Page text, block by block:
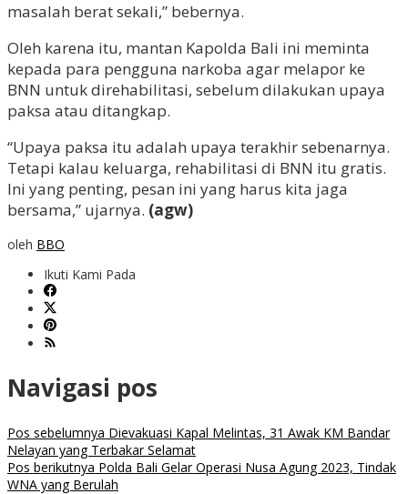
masalah berat sekali,” bebernya.
Oleh karena itu, mantan Kapolda Bali ini meminta
kepada para pengguna narkoba agar melapor ke
BNN untuk direhabilitasi, sebelum dilakukan upaya
paksa atau ditangkap.
“Upaya paksa itu adalah upaya terakhir sebenarnya.
Tetapi kalau keluarga, rehabilitasi di BNN itu gratis.
Ini yang penting, pesan ini yang harus kita jaga
bersama,” ujarnya. (agw)
oleh BBO
Ikuti Kami Pada
Navigasi pos
Pos sebelumnya Dievakuasi Kapal Melintas, 31 Awak KM Bandar
Nelayan yang Terbakar Selamat
Pos berikutnya Polda Bali Gelar Operasi Nusa Agung 2023, Tindak
WNA yang Berulah